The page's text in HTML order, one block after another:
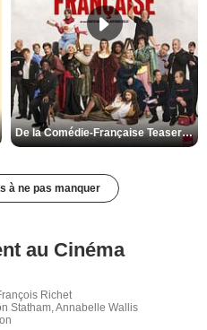
De la Comédie-Française Teaser VF
à ne pas manquer
au Cinéma
Richet
Statham, Annabelle Wallis